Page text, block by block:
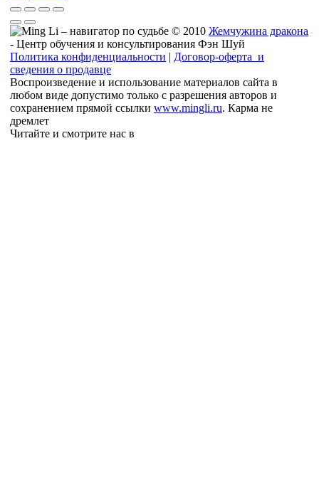
© 2010 Жемчужина дракона
- Центр обучения и консультирования Фэн Шуй
Политика конфиденциальности | Договор-оферта и
сведения о продавце
Воспроизведение и использование материалов сайта в
любом виде допустимо только с разрешения авторов и
сохранением прямой ссылки www.mingli.ru. Карма не
дремлет
Читайте и смотрите нас в